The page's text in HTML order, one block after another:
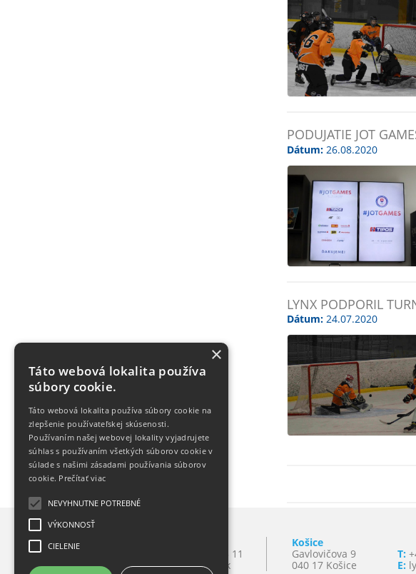
PODUJATIE JOT
Dátum: 26.08.2020
LYNX PODPORIL
Dátum: 24.07.2020
Bratislava
821 09 Bratislava
+421 2 501 065 11
E: lynxba@lynx.sk
Košice
Gavlovičova 9
040 17 Košice
T:
E:
×
Táto webová lokalita používa
súbory cookie.
Táto webová lokalita používa súbory cookie na
zlepšenie používateľskej skúsenosti.
Používaním našej webovej lokality vyjadrujete
súhlas s používaním všetkých súborov cookie v
súlade s našimi zásadami používania súborov
cookie. Prečítať viac
NEVYHNUTNE POTREBNÉ
VÝKONNOSŤ
CIELENIE